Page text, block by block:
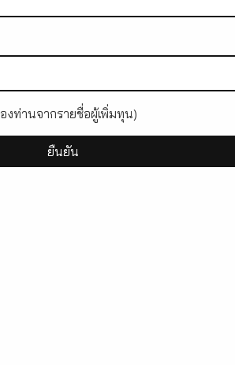
งท่านจากรายชื่อผู้เพิ่มทุน)
ยืนยัน